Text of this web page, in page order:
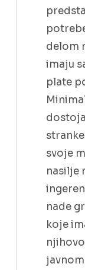
delom
imaju
plate
svoje
nasilje
nade
koje